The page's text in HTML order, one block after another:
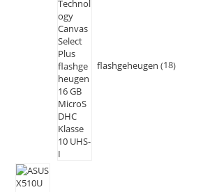
flashgeheugen 18